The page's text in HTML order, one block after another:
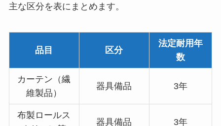
主な区分を表にまとめます。
品目 区分
法定耐用年
数
カーテン（繊
維製品）
器具備品 3年
布製ロールス
器具備品 3年